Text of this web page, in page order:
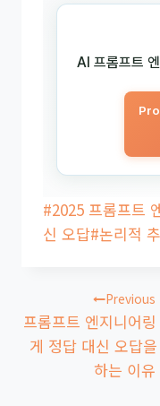
AI 프롬프트
Post
Tags:
#2025 프롬프트
신 오답#논리적
탐
색
Previous
프롬프트 엔지니어
게 정답 대신 오답
하는 이유